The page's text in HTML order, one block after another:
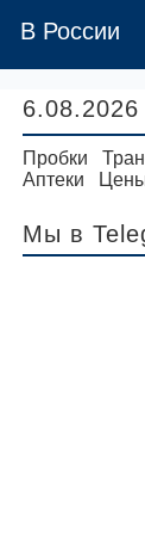
В России
6.08.2026
Пробки
Аптеки
Мы в